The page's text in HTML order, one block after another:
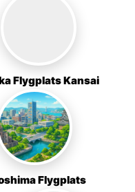
Flygplats Kansai
Flygplats